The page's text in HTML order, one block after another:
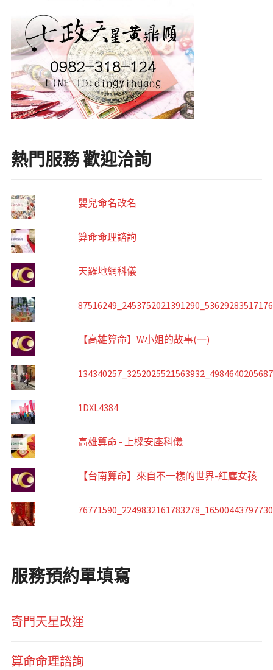
熱門服務 歡迎洽詢
嬰兒命名改名
算命命理諮詢
天羅地網科儀
【高雄算命】W小姐的故事(一)
1DXL4384
高雄算命 - 上樑安座科儀
【台南算命】來自不一樣的世界-紅塵女孩
服務預約單填寫
奇門天星改運
算命命理諮詢